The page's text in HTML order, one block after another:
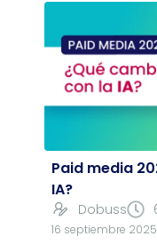
Paid media
IA?
Dobuss
16 septiembre 2025